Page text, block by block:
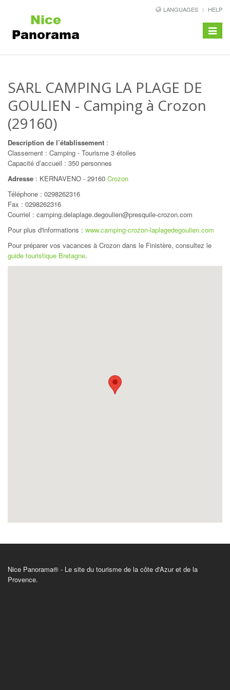
LANGUAGES HELP
Toggle
SARL CAMPING LA PLAGE DE
GOULIEN - Camping à Crozon
(29160)
Description de l’établissement :
Classement : Camping - Tourisme 3 étoiles
Capacité d’accueil : 350 personnes
Adresse : KERNAVENO - 29160 Crozon
Téléphone : 0298262316
Fax : 0298262316
Courriel : camping.delaplage.degoulien@presquile-crozon.com
Pour plus d'informations : www.camping-crozon-laplagedegoulien.com
Pour préparer vos vacances à Crozon dans le Finistère, consultez le
guide touristique Bretagne.
Nice Panorama® - Le site du tourisme de la côte d'Azur et de la
Provence.